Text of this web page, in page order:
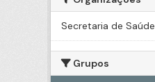
Secretaria de Saúde
Grupos